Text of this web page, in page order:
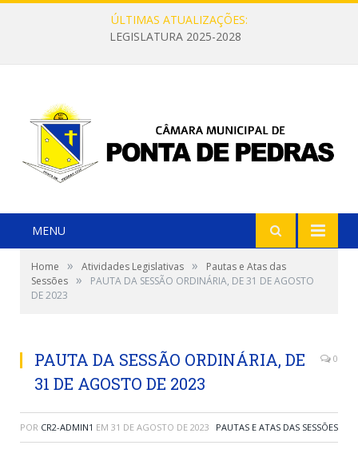
ÚLTIMAS ATUALIZAÇÕES:
LEGISLATURA 2025-2028
MENU
Home » Atividades Legislativas »
Pautas e Atas das
Sessões »
PAUTA DA SESSÃO ORDINÁRIA, DE 31 DE AGOSTO
DE 2023
PAUTA DA SESSÃO ORDINÁRIA, DE
31 DE AGOSTO DE 2023
0
POR CR2-ADMIN1 EM 31 DE AGOSTO DE 2023 PAUTAS E ATAS DAS SESSÕES